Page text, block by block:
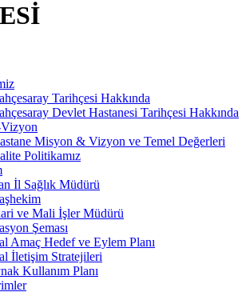
Tarihçesi Hakkında
Devlet Hastanesi Tarihçesi Hakkında
Misyon & Vizyon ve Temel Değerleri
Politikamız
İl Sağlık Müdürü
ve Mali İşler Müdürü
Şeması
Amaç Hedef ve Eylem Planı
İletişim Stratejileri
Kullanım Planı